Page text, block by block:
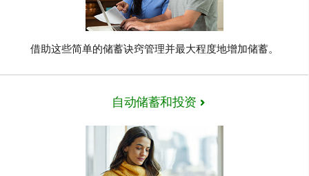
借助这些简单的储蓄诀窍管理并最大程度地增加储蓄。
自动储蓄和投资